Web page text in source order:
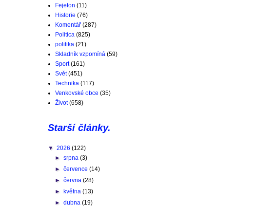
Fejeton (11)
Historie (76)
Komentář (287)
Politica (825)
politika (21)
Skladník vzpomíná (59)
Sport (161)
Svět (451)
Technika (117)
Venkovské obce (35)
Život (658)
Starší články.
▼ 2026 (122)
►srpna(3)
►července(14)
►června(28)
► května(13)
►dubna(19)